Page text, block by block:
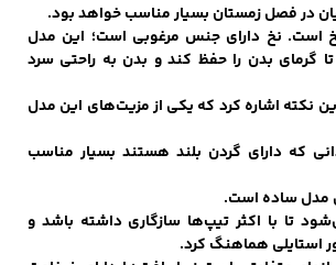
جوراب مردانه کت مردانه کاپشن و پافر مردانه
در فصل زمستان بسیار مناسب خواهد بود.
است. نخ دارای جنس مرغوبی است؛ این مدل
گرمای بدن را حفظ کند و بدن به راحتی سرد
نکته اشاره کرد که یکی از مزیت‌های این مدل
که دارای گردن بلند هستند بسیار مناسب
مدل ساده است.
تا با اکثر تیپ‌ها سازگاری داشته باشد و
استایلی هماهنگ کرد.